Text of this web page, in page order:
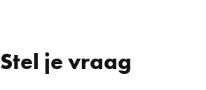
Stel je vraag